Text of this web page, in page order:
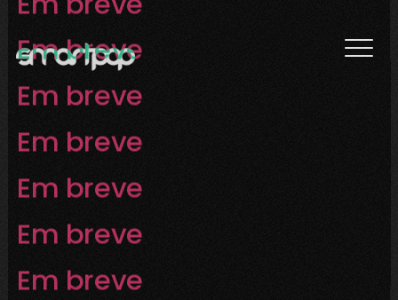
Em breve
Em breve
Em breve
Em breve
Em breve
Em breve